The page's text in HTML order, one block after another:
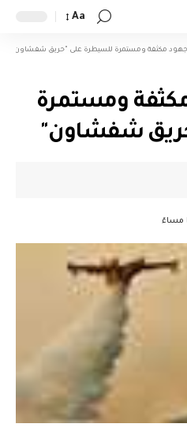
Aa
مكثفة ومستمرة للسيطرة على "حريق شفشاون"
ومستمرة
شفشاون"